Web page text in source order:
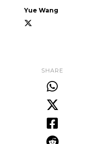
Yue Wang
SHARE